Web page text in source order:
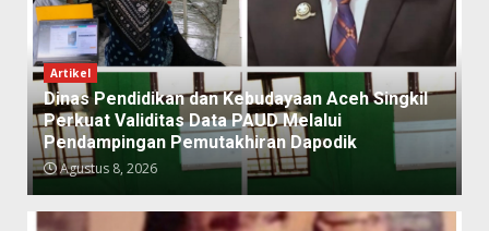
Artikel
Dinas Pendidikan dan Kebudayaan Aceh Singkil
Perkuat Validitas Data PAUD Melalui
Pendampingan Pemutakhiran Dapodik
Agustus 8, 2026